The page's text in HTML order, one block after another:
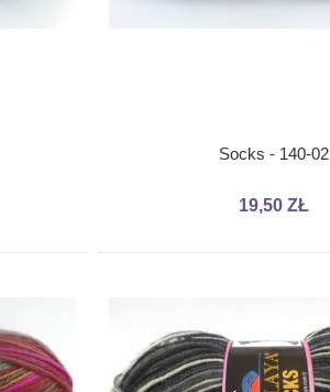
Socks - 140-02
19,50 ZŁ